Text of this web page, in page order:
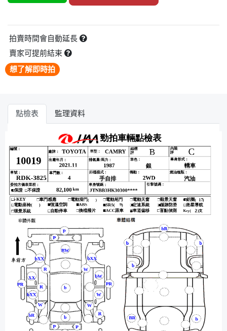
拍賣時間會自動延長
賣家可提前結束
想了解即時拍
點檢表 監理資料